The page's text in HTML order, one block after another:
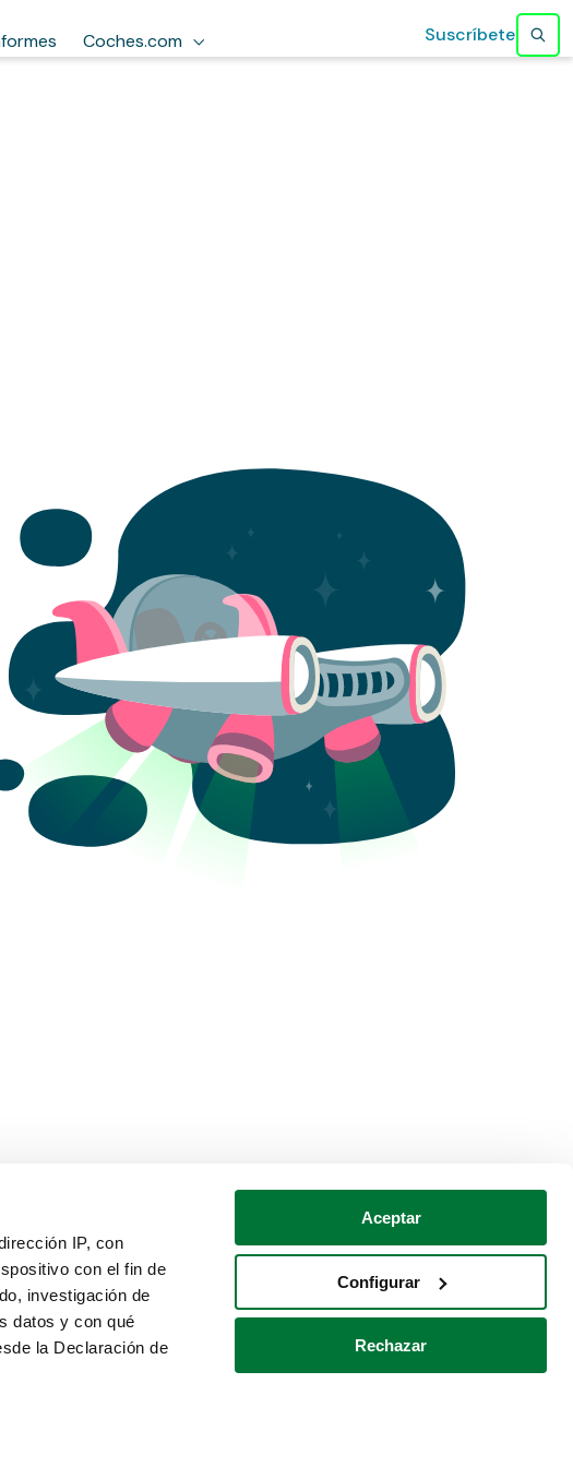
IP, con
con el fin de
investigación de
datos y con qué
la Declaración de
Aceptar
Configurar
Rechazar
Coches.com Suscríbete